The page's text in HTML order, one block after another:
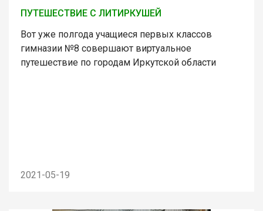
ПУТЕШЕСТВИЕ С ЛИТИРКУШЕЙ
Вот уже полгода учащиеся первых классов
гимназии №8 совершают виртуальное
путешествие по городам Иркутской области
2021-05-19